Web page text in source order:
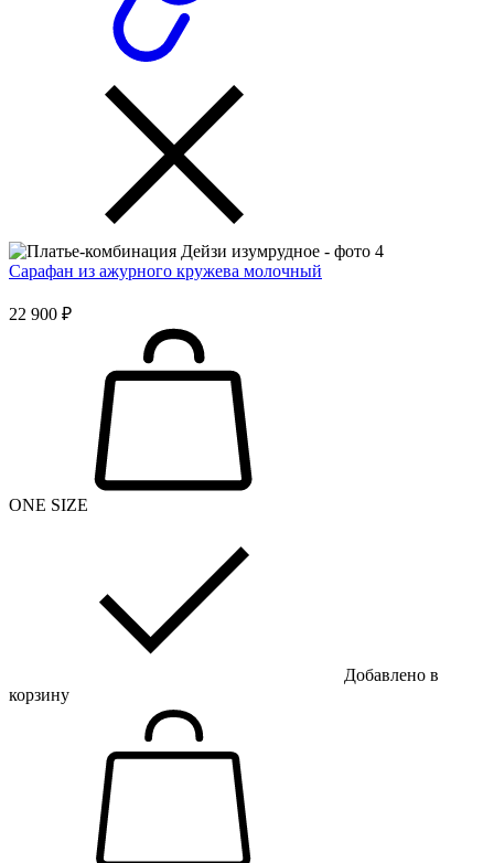
Сарафан из ажурного кружева молочный
22 900 ₽
ONE SIZE
Добавлено в
корзину